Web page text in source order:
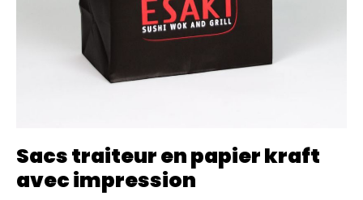
Sacs traiteur en papier kraft
avec impression